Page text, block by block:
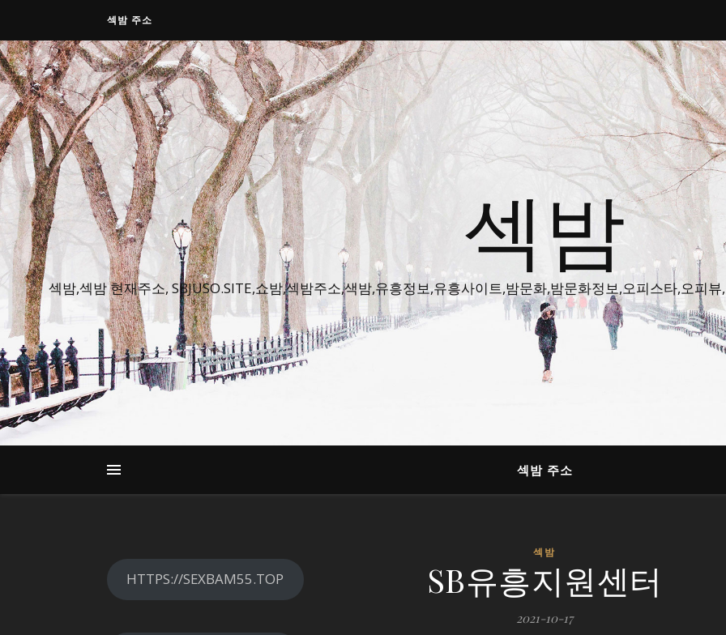
섹밤 주소
섹밤
섹밤,섹밤 현재주소, SBJUSO.SITE,쇼밤,섹밤주소,색밤,유흥정보,유흥사이트,밤문화,밤문화정보,오피스타,오피
섹밤 주소
HTTPS://SEXBAM55.TOP
섹밤
SB유흥지원센터
2021-10-17